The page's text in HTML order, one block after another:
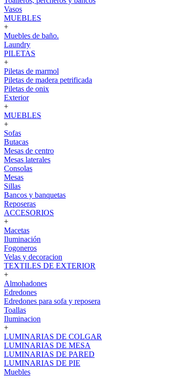
Vasos
MUEBLES
+
Muebles de baño.
Laundry
PILETAS
+
Piletas de marmol
Piletas de madera petrificada
Piletas de onix
Exterior
+
MUEBLES
+
Sofas
Butacas
Mesas de centro
Mesas laterales
Consolas
Mesas
Sillas
Bancos y banquetas
Reposeras
ACCESORIOS
+
Macetas
Iluminación
Fogoneros
Velas y decoracion
TEXTILES DE EXTERIOR
+
Almohadones
Edredones
Edredones para sofa y reposera
Toallas
Iluminacion
+
LUMINARIAS DE COLGAR
LUMINARIAS DE MESA
LUMINARIAS DE PARED
LUMINARIAS DE PIE
Muebles